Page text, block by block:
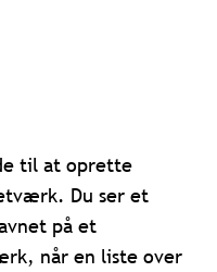
til at oprette
Du ser et
på et
når en liste over